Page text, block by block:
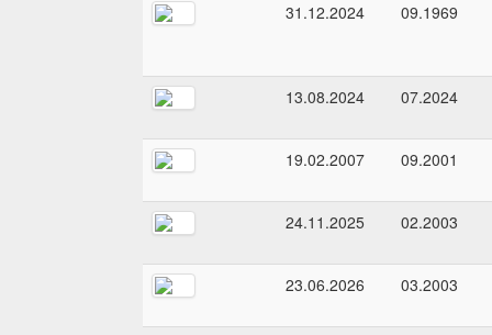
31.12.2024 09.1969
13.08.2024 07.2024
19.02.2007 09.2001
24.11.2025 02.2003
23.06.2026 03.2003